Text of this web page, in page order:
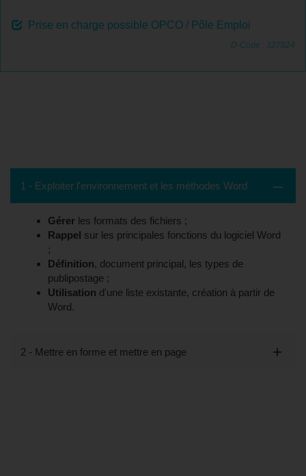
Prise en charge possible OPCO / Pôle Emploi
D-Code : 327824
1 - Exploiter l'environnement et les méthodes Word
Gérer les formats des fichiers ;
Rappel sur les principales fonctions du logiciel Word
;
Définition, document principal, les types de
publipostage ;
Utilisation d'une liste existante, création à partir de
Word.
2 - Mettre en forme et mettre en page